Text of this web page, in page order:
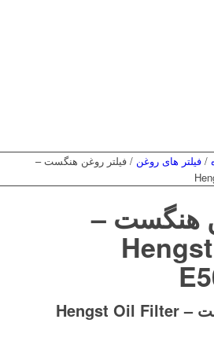
/ فیلتر های روغن / فیلتر روغن هنگست –
هنگست –
فیلتر روغن هنگست – Hengst Oil Filter